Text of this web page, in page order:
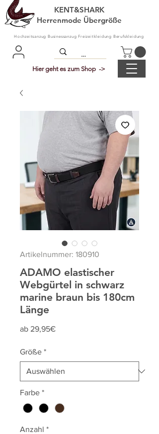
KENT&SHARK
Herrenmode Übergröße
Hochzeitsanzug Businessanzug Freizeitkleidung Berufskleidung
Hier geht es zum Shop ->
Artikelnummer: 180910
ADAMO elastischer
Webgürtel in schwarz
marine braun bis 180cm
Länge
ab 29,95€Sale-
Größe *
Farbe *
Anzahl *